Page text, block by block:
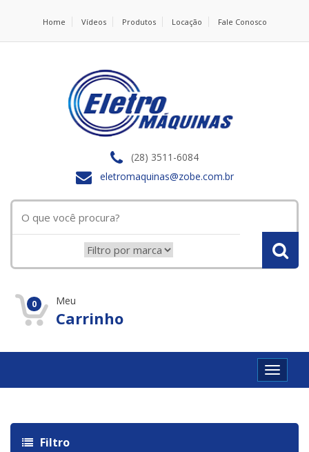
Home Vídeos Produtos Locação Fale Conosco
(28) 3511-6084
eletromaquinas@zobe.com.br
0 Meu
Carrinho
Toggle
Filtro